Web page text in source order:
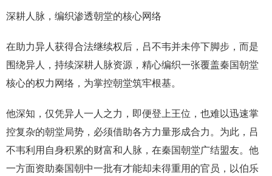
深耕人脉，编织渗透朝堂的核心网络
在助力异人获得合法继续权后，吕不韦并未停下脚步，而是
围绕异人，持续深耕人脉资源，精心编织一张覆盖秦国朝堂
核心的权力网络，为掌控朝堂筑牢根基。
他深知，仅凭异人一人之力，即便登上王位，也难以迅速掌
控复杂的朝堂局势，必须借助各方力量形成合力。为此，吕
不韦利用自身积累的财富和人脉，在秦国朝堂广结盟友。他
一方面资助秦国朝中一批有才能却未得重用的官员，以伯乐